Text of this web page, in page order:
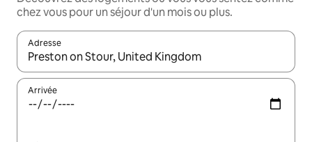
chez vous pour un séjour d'un mois ou plus.
Adresse
Lorsque les résultats s'affichent, utilisez les flèches vers le
Arrivée